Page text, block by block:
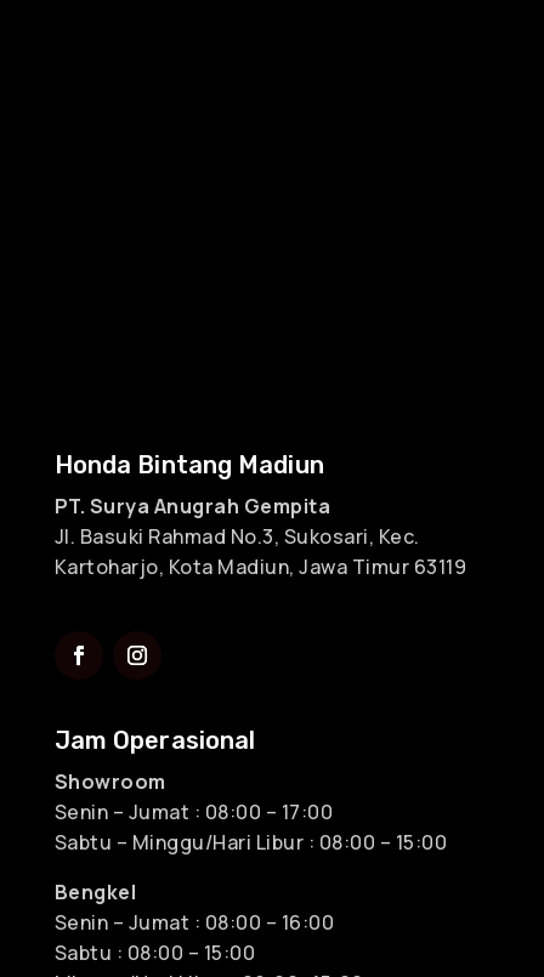
Honda Bintang Madiun
PT. Surya Anugrah Gempita
Jl. Basuki Rahmad No.3, Sukosari, Kec.
Kartoharjo, Kota Madiun, Jawa Timur 63119
Jam Operasional
Showroom
Senin – Jumat : 08:00 – 17:00
Sabtu – Minggu/Hari Libur : 08:00 – 15:00
Bengkel
Senin – Jumat : 08:00 – 16:00
Sabtu : 08:00 – 15:00